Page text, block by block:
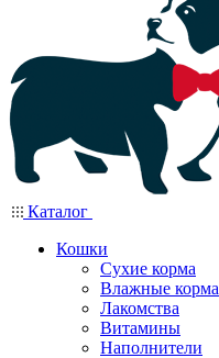
Каталог
Кошки
Сухие корма
Влажные корма
Лакомства
Витамины
Наполнители